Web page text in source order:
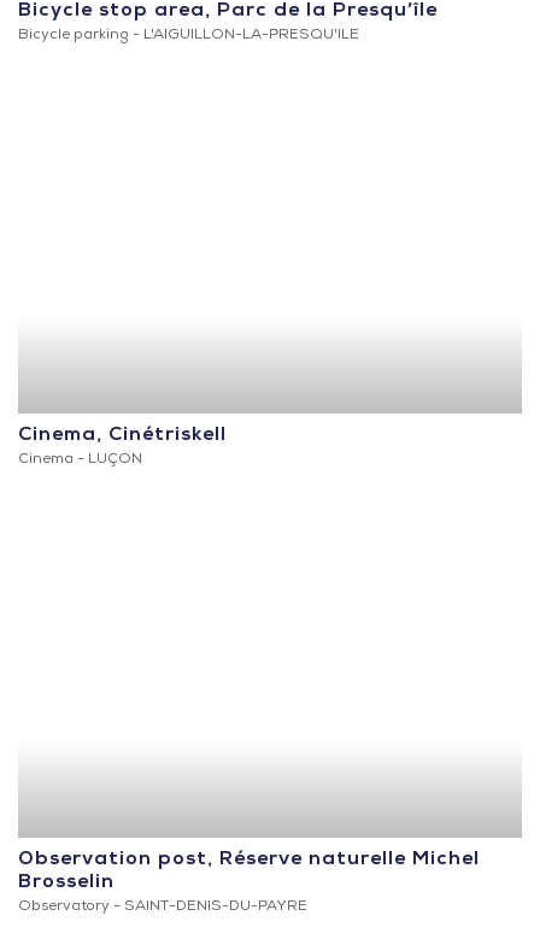
Bicycle stop area, Parc de la Presqu’île
Bicycle parking - L'AIGUILLON-LA-PRESQU'ILE
Cinema, Cinétriskell
Cinema - LUÇON
Observation post, Réserve naturelle Michel
Brosselin
Observatory - SAINT-DENIS-DU-PAYRE